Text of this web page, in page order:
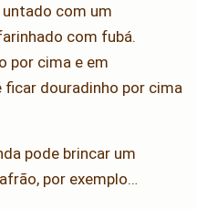
com um
com fubá.
por cima e em
douradinho por cima
pode brincar um
por exemplo…